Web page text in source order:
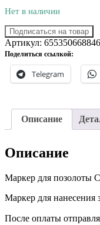
Нет в наличии
Подписаться на товар
Артикул: 655350668846
Поделиться ссылкой:
Telegram
Описание
Описание
Маркер для позолоты
Маркер для нанесения
После оплаты